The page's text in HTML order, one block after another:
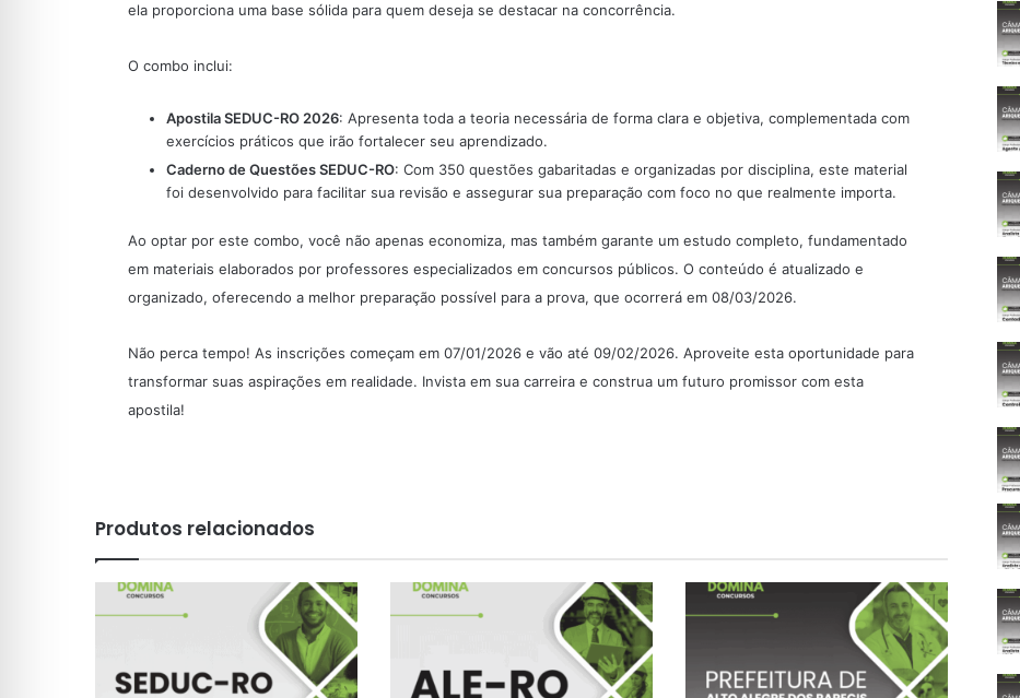
ela proporciona uma base sólida para quem deseja se destacar na concorrência.
O combo inclui:
Apostila SEDUC-RO 2026: Apresenta toda a teoria necessária de forma clara e objetiva, complementada com
exercícios práticos que irão fortalecer seu aprendizado.
Caderno de Questões SEDUC-RO: Com 350 questões gabaritadas e organizadas por disciplina, este material
foi desenvolvido para facilitar sua revisão e assegurar sua preparação com foco no que realmente importa.
Ao optar por este combo, você não apenas economiza, mas também garante um estudo completo, fundamentado
em materiais elaborados por professores especializados em concursos públicos. O conteúdo é atualizado e
organizado, oferecendo a melhor preparação possível para a prova, que ocorrerá em 08/03/2026.
Não perca tempo! As inscrições começam em 07/01/2026 e vão até 09/02/2026. Aproveite esta oportunidade para
transformar suas aspirações em realidade. Invista em sua carreira e construa um futuro promissor com esta
apostila!
Produtos relacionados